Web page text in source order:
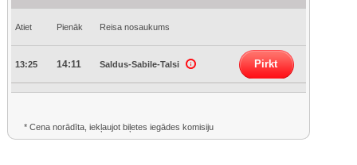
Atiet Pienāk Reisa nosaukums
13:25 14:11 Saldus-Sabile-Talsi Pirkt
* Cena norādīta, iekļaujot biļetes iegādes komisiju